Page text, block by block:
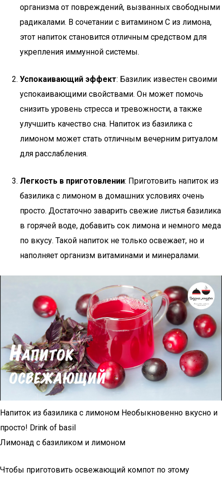
организма от повреждений, вызванных свободными
радикалами. В сочетании с витамином C из лимона,
этот напиток становится отличным средством для
укрепления иммунной системы.
Успокаивающий эффект: Базилик известен своими
успокаивающими свойствами. Он может помочь
снизить уровень стресса и тревожности, а также
улучшить качество сна. Напиток из базилика с
лимоном может стать отличным вечерним ритуалом
для расслабления.
Легкость в приготовлении: Приготовить напиток из
базилика с лимоном в домашних условиях очень
просто. Достаточно заварить свежие листья базилика
в горячей воде, добавить сок лимона и немного меда
по вкусу. Такой напиток не только освежает, но и
наполняет организм витаминами и минералами.
Напиток из базилика с лимоном Необыкновенно вкусно и
просто! Drink of basil
Лимонад с базиликом и лимоном
Чтобы приготовить освежающий компот по этому